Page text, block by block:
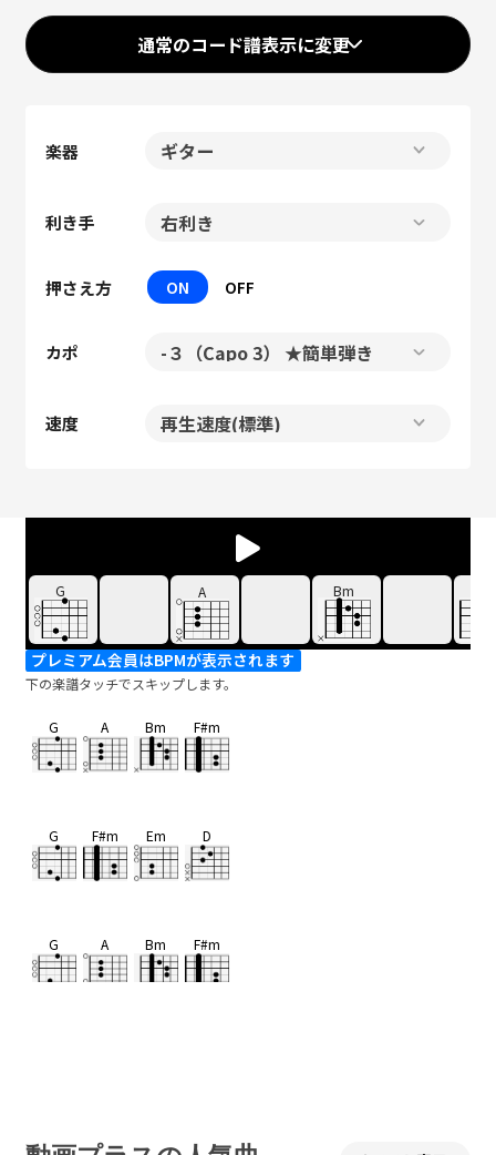
Mute
通常のコード譜表示に変更
楽器
利き手
押さえ方 ON OFF
カポ
速度
G A Bm
プレミアム会員はBPMが表示されます
下の楽譜タッチでスキップします。
G A Bm F#m
G F#m Em D
G A Bm F#m